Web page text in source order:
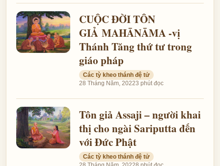
CUỘC ĐỜI TÔN
GIẢ MAHĀNĀMA -vị
Thánh Tăng thứ tư trong
giáo pháp
Các tỳ kheo thánh đệ tử
28 Tháng Năm, 20223 phút đọc
Tôn giả Assaji – người khai
thị cho ngài Sariputta đến
với Đức Phật
Các tỳ kheo thánh đệ tử